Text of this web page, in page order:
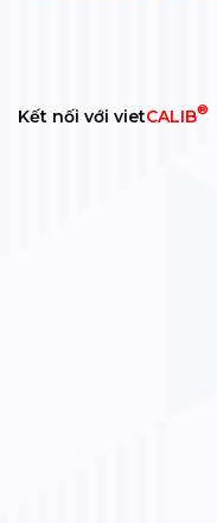
Kết nối với vietCALIB®